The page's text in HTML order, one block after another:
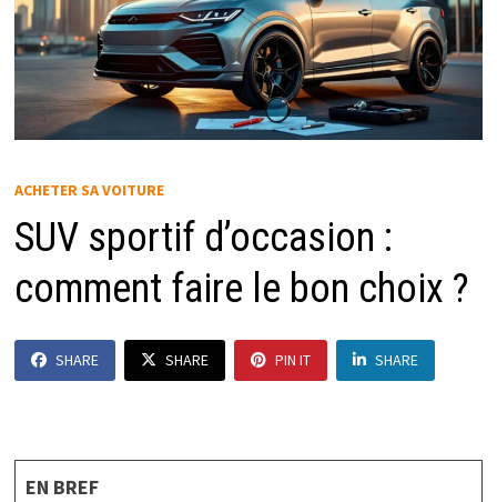
ACHETER SA VOITURE
SUV sportif d’occasion :
comment faire le bon choix ?
SHARE SHARE PIN IT SHARE
EN BREF